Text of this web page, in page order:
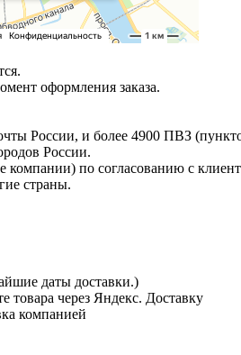
оформления заказа.
России, и более 4900 ПВЗ
России.
по согласованию с
страны.
даты доставки.)
товара через Яндекс. Доставку
компанией